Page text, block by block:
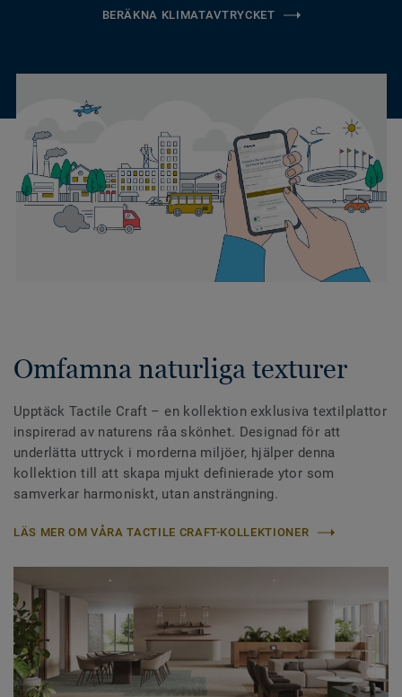
BERÄKNA KLIMATAVTRYCKET
Omfamna naturliga texturer
Upptäck Tactile Craft – en kollektion exklusiva textilplattor
inspirerad av naturens råa skönhet. Designad för att
underlätta uttryck i morderna miljöer, hjälper denna
kollektion till att skapa mjukt definierade ytor som
samverkar harmoniskt, utan ansträngning.
LÄS MER OM VÅRA TACTILE CRAFT-KOLLEKTIONER